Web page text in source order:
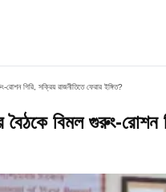
গিরি, সক্রিয় রাজনীতিতে ফেরার ইঙ্গিত?
বৈঠকে বিমল গুরুং-রোশন